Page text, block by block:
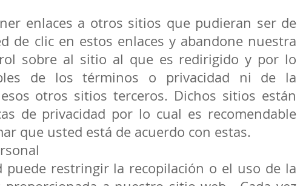
enlaces a otros sitios que pudieran ser de
de clic en estos enlaces y abandone nuestra
sobre al sitio al que es redirigido y por lo
de los términos o privacidad ni de la
otros sitios terceros. Dichos sitios están
de privacidad por lo cual es recomendable
que usted está de acuerdo con estas.
puede restringir la recopilación o el uso de la